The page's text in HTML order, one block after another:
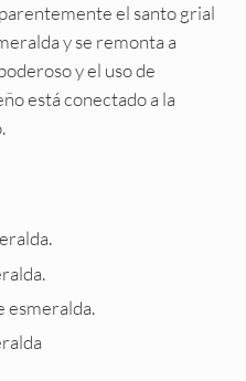
el santo grial
y se remonta a
y el uso de
está conectado a la
esmeralda.